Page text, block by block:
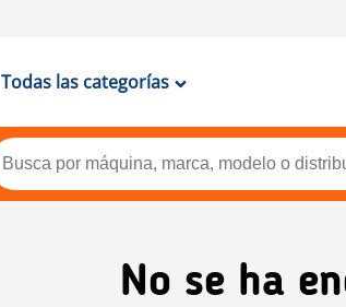
Todas las categorías
No se ha